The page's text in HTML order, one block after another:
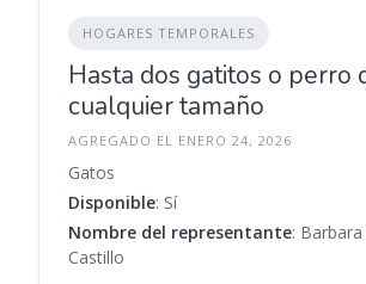
HOGARES TEMPORALES
Hasta dos gatitos o perro
cualquier tamaño
AGREGADO EL ENERO 24, 2026
Gatos
Disponible: Sí
Nombre del representante:
Castillo